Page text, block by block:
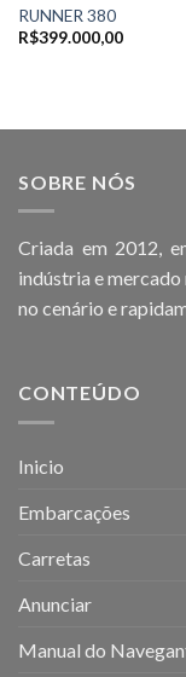
RUNNER 380
R$399.000,00
SOBRE NÓS
Criada em 2012,
indústria e
no cenário e
CONTEÚDO
Inicio
Embarcações
Carretas
Anunciar
Manual do